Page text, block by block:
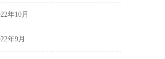
年10月
年9月